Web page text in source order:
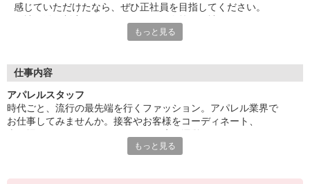
感じていただけたなら、ぜひ正社員を目指してください。
さらに上を目指すことが可能。会社として多くのお店、
＜社割価格で各アイテムを購入できます＞
最大で60％off！従業員ならではのメリットを楽しんでくださ
い。
＜社会保険完備・交通費支給＞
条件はありますが、しっかり対応していきます。安心です。
デザイナー・コシノヒロコが手掛ける女性ブランドです。
もっと見る
仕事内容
アパレルスタッフ
時代ごと、流行の最先端を行くファッション。アパレル業界で
お仕事してみませんか。接客やお客様をコーディネート、
契約社員ならではの業務もご用意しています。
もっと見る